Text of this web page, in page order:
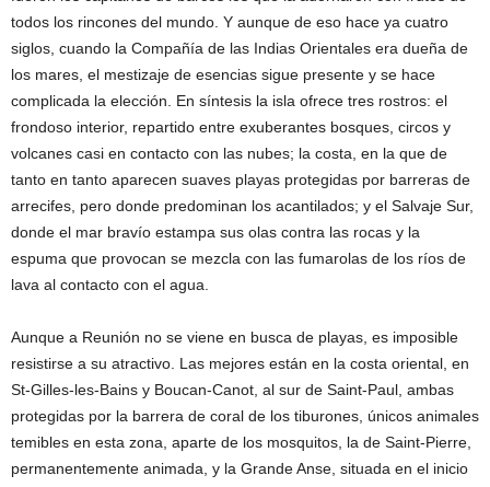
todos los rincones del mundo. Y aunque de eso hace ya cuatro
siglos, cuando la Compañía de las Indias Orientales era dueña de
los mares, el mestizaje de esencias sigue presente y se hace
complicada la elección. En síntesis la isla ofrece tres rostros: el
frondoso interior, repartido entre exuberantes bosques, circos y
volcanes casi en contacto con las nubes; la costa, en la que de
tanto en tanto aparecen suaves playas protegidas por barreras de
arrecifes, pero donde predominan los acantilados; y el Salvaje Sur,
donde el mar bravío estampa sus olas contra las rocas y la
espuma que provocan se mezcla con las fumarolas de los ríos de
lava al contacto con el agua.
Aunque a Reunión no se viene en busca de playas, es imposible
resistirse a su atractivo. Las mejores están en la costa oriental, en
St-Gilles-les-Bains y Boucan-Canot, al sur de Saint-Paul, ambas
protegidas por la barrera de coral de los tiburones, únicos animales
temibles en esta zona, aparte de los mosquitos, la de Saint-Pierre,
permanentemente animada, y la Grande Anse, situada en el inicio